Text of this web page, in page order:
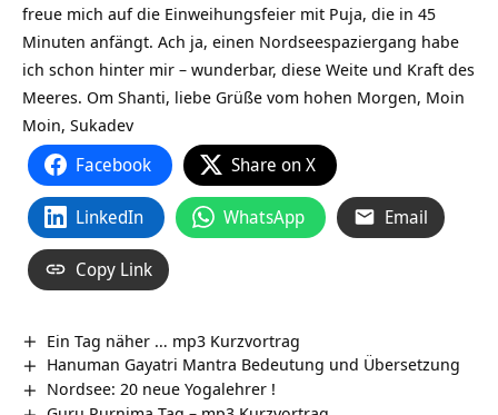
freue mich auf die Einweihungsfeier mit Puja, die in 45
Minuten anfängt. Ach ja, einen Nordseespaziergang habe
ich schon hinter mir – wunderbar, diese Weite und Kraft des
Meeres. Om Shanti, liebe Grüße vom hohen Morgen, Moin
Moin, Sukadev
Facebook Share on X
LinkedIn WhatsApp Email
Copy Link
Ein Tag näher … mp3 Kurzvortrag
Hanuman Gayatri Mantra Bedeutung und Übersetzung
Nordsee: 20 neue Yogalehrer !